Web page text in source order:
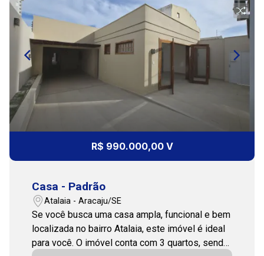
10:00
11:00
12:00
13:00
Continuar
R$ 990.000,00 V
Casa - Padrão
Atalaia - Aracaju/SE
Se você busca uma casa ampla, funcional e bem
localizada no bairro Atalaia, este imóvel é ideal
para você. O imóvel conta com 3 quartos, sendo